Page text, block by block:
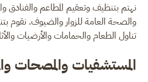
نهتم بتنظيف وتعقيم المطاعم والفنادق
والصحة العامة للزوار والضيوف. نقوم
تناول الطعام والحمامات والأرضيات
المستشفيات والمصحات